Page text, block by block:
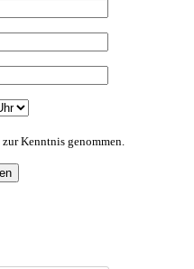
zur Kenntnis genommen.